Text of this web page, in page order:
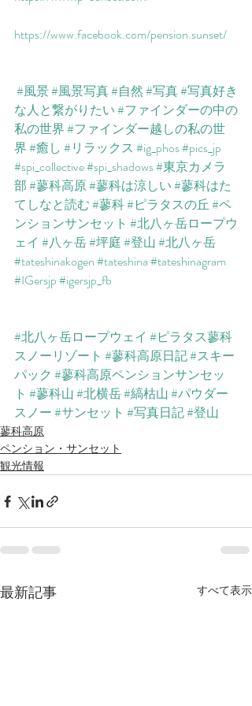
https://www.facebook.com/pension.sunset/​
#風景#風景写真#自然#写真#写真好き
な人と繋がりたい#ファインダーの中の
私の世界#ファインダー越しの私の世
界#癒し #リラックス #ig_phos#pics_jp
#spi_collective#spi_shadows#東京カメラ
部#蓼科高原#蓼科は涼しい#蓼科はた
てしなと読む#蓼科#ピラタスの丘#ペ
ンションサンセット #北八ヶ岳ロープウ
ェイ #八ヶ岳#坪庭#登山#北八ヶ岳
#tateshinakogen#tateshina#tateshinagram
#IGersjp#igersjp_fb
#北八ヶ岳ロープウェイ #ピラタス蓼科
スノーリゾート #蓼科高原日記#スキー
パック #蓼科高原ペンションサンセッ
ト #蓼科山#北横岳#縞枯山#パウダー
スノー#サンセット #写真日記#登山
蓼科高原
ペンション・サンセット
観光情報
最新記事 すべて表示